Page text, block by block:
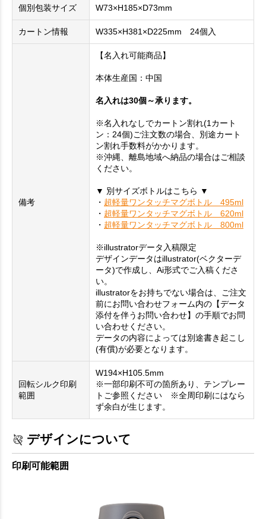
個別包装サイズ W73×H185×D73mm
カートン情報 W335×H381×D225mm 24個入
備考
【名入れ可能商品】
本体生産国：中国
名入れは30個～承ります。
※名入れなしでカートン割れ(1カート
ン：24個)ご注文数の場合、別途カート
ン割れ手数料がかかります。
※沖縄、離島地域へ納品の場合はご相談
ください。
▼ 別サイズボトルはこちら ▼
・ 超軽量ワンタッチマグボトル 495ml
・ 超軽量ワンタッチマグボトル 620ml
・ 超軽量ワンタッチマグボトル 800ml
※illustratorデータ入稿限定
デザインデータはillustrator(ベクターデ
ータ)で作成し、Ai形式でご入稿くださ
い。
illustratorをお持ちでない場合は、ご注文
前にお問い合わせフォーム内の【データ
添付を伴うお問い合わせ】の手順でお問
い合わせください。
データの内容によっては別途書き起こし
(有償)が必要となります。
回転シルク印刷
範囲
W194×H105.5mm
※一部印刷不可の箇所あり、テンプレー
トご参照ください ※全周印刷にはなら
ず余白が生じます。
デザインについて
印刷可能範囲